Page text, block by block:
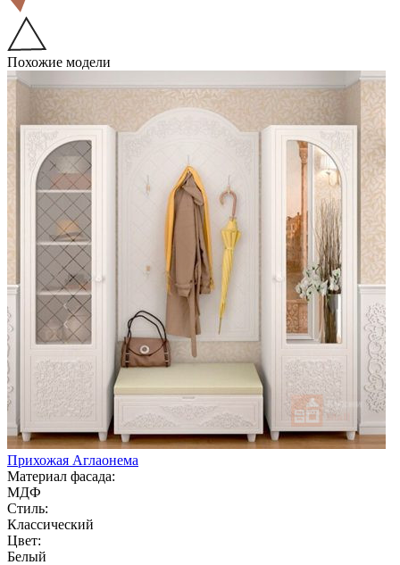
Похожие модели
Прихожая Аглаонема
Материал фасада:
МДФ
Стиль:
Классический
Цвет:
Белый